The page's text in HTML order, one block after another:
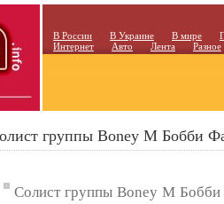
В России В Украине В мире
Интернет
Авто Лента Разное
группы Boney M Бобби
Солист группы Boney M Бобби